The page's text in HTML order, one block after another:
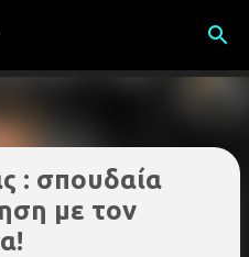
περιεχόμενο
: σπουδαία
με τον